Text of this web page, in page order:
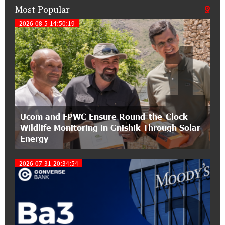
15:47:51 9-07-2026
A little corner of France in Hrazdan, with the
partnership of Converse SME
17:31:55 8-07-2026
Idram is the general partner of the "Towards
Conscious Parenting 2026" annual conference
12:40:22 8-07-2026
Polytechnic University Graduation Ceremony
Held with the Support of Unibank
Converse Bank Completes the Placement of
EBRD Bonds
17:27:45 6-07-2026
From Financial Adventures to Great Victories:
Most Popular
2026-08-5 14:50:19
Ucom and FPWC Ensure Round-the-Clock
Wildlife Monitoring in Gnishik Through Solar
Energy
1
2026-07-31 20:34:54